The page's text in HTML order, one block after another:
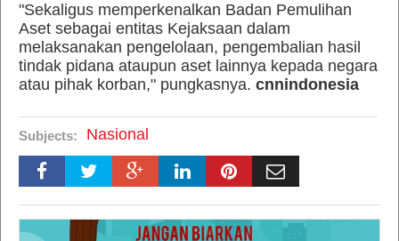
"Sekaligus memperkenalkan Badan Pemulihan
Aset sebagai entitas Kejaksaan dalam
melaksanakan pengelolaan, pengembalian hasil
tindak pidana ataupun aset lainnya kepada negara
atau pihak korban," pungkasnya. cnnindonesia
Subjects: Nasional